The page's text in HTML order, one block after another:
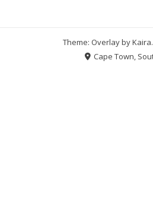
Theme: Overlay byKaira.
Cape Town,